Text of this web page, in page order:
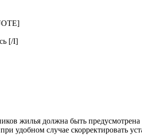
[/I]
жилья должна быть
удобном случае скорректировать